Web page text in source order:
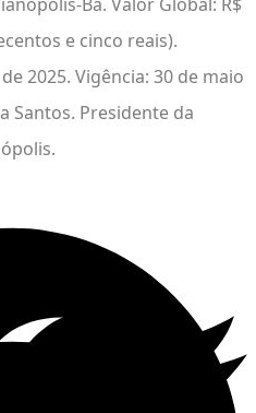
e cinco reais).
2025. Vigência: 30 de maio
Santos. Presidente da